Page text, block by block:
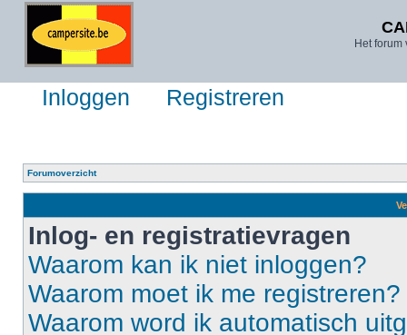
Het
Inloggen Registreren
Forumoverzicht
Inlog- en registratievragen
Waarom kan ik niet inloggen?
Waarom moet ik me registreren?
Waarom word ik automatisch